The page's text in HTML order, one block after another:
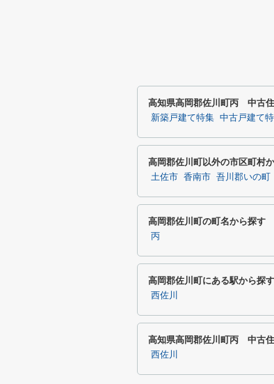
高知県高岡郡佐川町丙 中古
新築戸建て特集 中古戸建て
高岡郡佐川町以外の市区町村
土佐市 香南市 吾川郡いの町
高岡郡佐川町の町名から探す
丙
高岡郡佐川町にある駅から探す
西佐川
高知県高岡郡佐川町丙 中古
西佐川